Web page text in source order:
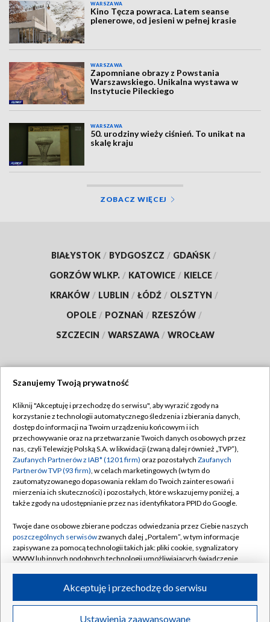
WARSZAWA
Kino Tęcza powraca. Latem seanse
plenerowe, od jesieni w pełnej krasie
WARSZAWA
Zapomniane obrazy z Powstania
Warszawskiego. Unikalna wystawa w
Instytucie Pileckiego
WARSZAWA
50. urodziny wieży ciśnień. To unikat na
skalę kraju
ZOBACZ WIĘCEJ
BIAŁYSTOK / BYDGOSZCZ / GDAŃSK /
GORZÓW WLKP. / KATOWICE / KIELCE /
KRAKÓW / LUBLIN / ŁÓDŹ / OLSZTYN /
OPOLE / POZNAŃ / RZESZÓW /
SZCZECIN / WARSZAWA / WROCŁAW
TVP
Abonament TVP
Emisja w TVP
Centrum informacji TVP
Naziemna Telewizja Cyfrowa
Rada Programowa
System NOS
Informacje o nadawcy
Program dla prasy
Regulamin TVP
Polityka prywatności
Moje zgody
Pomoc
Kontakt
Kanały
©2026 Telewizja Polska S.A. w likwidacji
Szanujemy Twoją prywatność
Kliknij "Akceptuję i przechodzę do serwisu", aby wyrazić zgody na
korzystanie z technologii automatycznego śledzenia i zbierania danych,
dostęp do informacji na Twoim urządzeniu końcowym i ich
przechowywanie oraz na przetwarzanie Twoich danych osobowych przez
nas, czyli Telewizję Polską S.A. w likwidacji (zwaną dalej również „TVP”),
Zaufanych Partnerów z IAB* (1201 firm) oraz pozostałych Zaufanych
Partnerów TVP (93 firm), w celach marketingowych (w tym do
zautomatyzowanego dopasowania reklam do Twoich zainteresowań i
mierzenia ich skuteczności) i pozostałych, które wskazujemy poniżej, a
także zgody na udostępnianie przez nas identyfikatora PPID do Google.
Twoje dane osobowe zbierane podczas odwiedzania przez Ciebie naszych
poszczególnych serwisówzwanych dalej „Portalem”, w tym informacje
zapisywane za pomocą technologii takich jak: pliki cookie, sygnalizatory
WWW lub innych podobnych technologii umożliwiających świadczenie
ruchu w Internecie.
Twoje dane osobowe zbierane podczas odwiedzania przez Ciebie
Ustawienia zaawansowane
Akceptuję i przechodzę do serwisu